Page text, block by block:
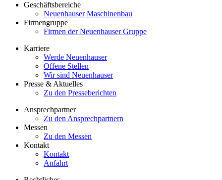
Geschäftsbereiche
Neuenhauser Maschinenbau
Firmengruppe
Firmen der Neuenhauser Gruppe
Karriere
Werde Neuenhauser
Offene Stellen
Wir sind Neuenhauser
Presse & Aktuelles
Zu den Presseberichten
Ansprechpartner
Zu den Ansprechpartnern
Messen
Zu den Messen
Kontakt
Kontakt
Anfahrt